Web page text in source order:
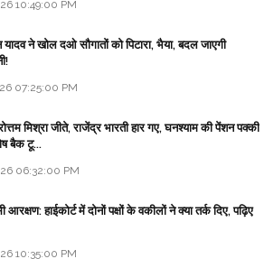
10:49:00 PM
यादव ने खोल दओ सौगातों को पिटारा, भैया, बदल जाएगी
07:25:00 PM
मिश्रा जीते, राजेंद्र भारती हार गए, घनश्याम की पेंशन पक्की
बैक टू...
06:32:00 PM
हाईकोर्ट में दोनों पक्षों के वकीलों ने क्या तर्क दिए, पढ़िए
10:35:00 PM